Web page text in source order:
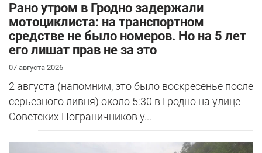
Рано утром в Гродно задержали
мотоциклиста: на транспортном
средстве не было номеров. Но на 5 лет
его лишат прав не за это
07 августа 2026
2 августа (напомним, это было воскресенье после
серьезного ливня) около 5:30 в Гродно на улице
Советских Пограничников у...